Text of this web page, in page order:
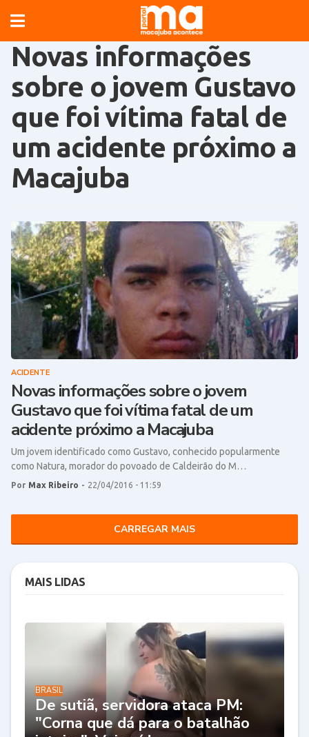
Novas informações
sobre o jovem Gustavo
que foi vítima fatal de
um acidente próximo a
Macajuba
ACIDENTE
Novas informações sobre o jovem
Gustavo que foi vítima fatal de um
acidente próximo a Macajuba
Um jovem identificado como Gustavo, conhecido popularmente
como Natura, morador do povoado de Caldeirão do M…
Por Max Ribeiro - 22/04/2016 - 11:59
CARREGAR MAIS
MAIS LIDAS
BRASIL
De sutiã, servidora ataca PM:
"Corna que dá para o batalhão